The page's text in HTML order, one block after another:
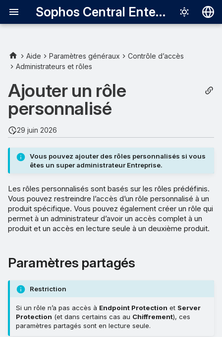
Sophos Central Enterprise
English
Português
Paramètres partagés
Créer un rôle
Aide Paramètres généraux
Contrôle d’accès
Administrateurs et rôles
Ajouter un rôle
personnalisé
29 juin 2026
Vous pouvez ajouter des rôles personnalisés si vous
êtes un super administrateur Entreprise.
Les rôles personnalisés sont basés sur les rôles prédéfinis.
Vous pouvez restreindre l’accès d’un rôle personnalisé à un
produit spécifique. Vous pouvez également créer un rôle qui
permet à un administrateur d’avoir un accès complet à un
produit et un accès en lecture seule à un deuxième produit.
Paramètres partagés
Restriction
Si un rôle n’a pas accès à Endpoint Protection et Server
Protection (et dans certains cas au Chiffrement), ces
paramètres partagés sont en lecture seule.